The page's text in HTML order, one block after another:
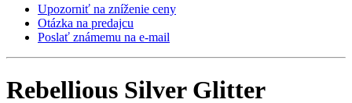
Upozorniť na zníženie ceny
Otázka na predajcu
Poslať známemu na e-mail
Rebellious Silver Glitter